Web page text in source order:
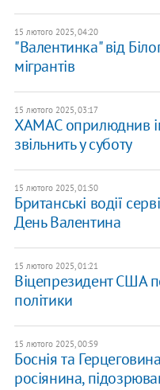
15 лютого 2025, 04:20
"Валентинка" від
мігрантів
15 лютого 2025, 03:17
ХАМАС оприлюднив
звільнить у суботу
15 лютого 2025, 01:50
Британські водії
День Валентина
15 лютого 2025, 01:21
Віцепрезидент США
політики
15 лютого 2025, 00:59
Боснія та
росіянина,